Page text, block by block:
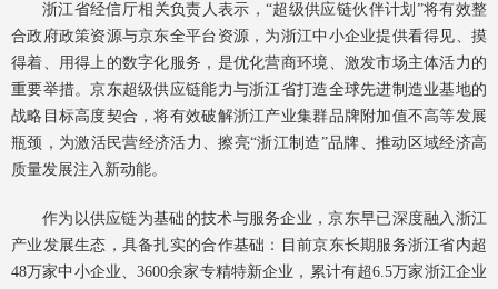
浙江省经信厅相关负责人表示，“超级供应链伙伴计划”将有效整
合政府政策资源与京东全平台资源，为浙江中小企业提供看得见、摸
得着、用得上的数字化服务，是优化营商环境、激发市场主体活力的
重要举措。京东超级供应链能力与浙江省打造全球先进制造业基地的
战略目标高度契合，将有效破解浙江产业集群品牌附加值不高等发展
瓶颈，为激活民营经济活力、擦亮“浙江制造”品牌、推动区域经济高
质量发展注入新动能。
作为以供应链为基础的技术与服务企业，京东早已深度融入浙江
产业发展生态，具备扎实的合作基础：目前京东长期服务浙江省内超
48万家中小企业、3600余家专精特新企业，累计有超6.5万家浙江企业